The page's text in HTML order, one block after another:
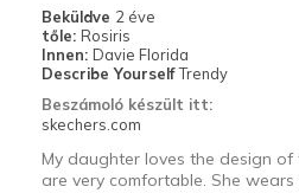
Beküldve 2 éve
tőle: Rosiris
Innen: Davie Florida
Describe YourselfTrendy
Beszámoló készült itt:
skechers.com
My daughter loves the design
are very comfortable. She